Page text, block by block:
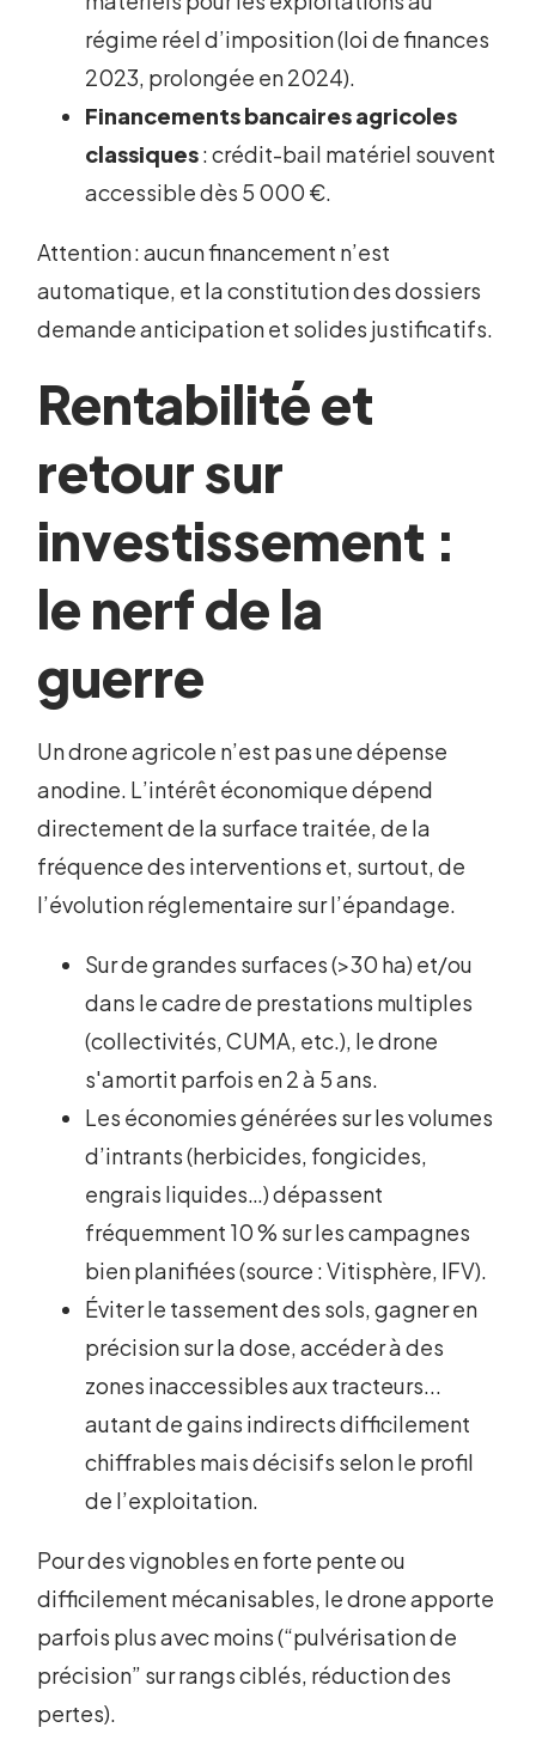
régime réel d’imposition (loi de finances
2023, prolongée en 2024).
Financements bancaires agricoles
classiques: crédit-bail matériel souvent
accessible dès 5 000 €.
Attention : aucun financement n’est
automatique, et la constitution des dossiers
demande anticipation et solides justificatifs.
Rentabilité et
retour sur
investissement :
le nerf de la
guerre
Un drone agricole n’est pas une dépense
anodine. L’intérêt économique dépend
directement de la surface traitée, de la
fréquence des interventions et, surtout, de
l’évolution réglementaire sur l’épandage.
Sur de grandes surfaces (>30 ha) et/ou
dans le cadre de prestations multiples
(collectivités, CUMA, etc.), le drone
s'amortit parfois en 2 à 5 ans.
Les économies générées sur les volumes
d’intrants (herbicides, fongicides,
engrais liquides…) dépassent
fréquemment 10 % sur les campagnes
bien planifiées (source : Vitisphère, IFV).
Éviter le tassement des sols, gagner en
précision sur la dose, accéder à des
zones inaccessibles aux tracteurs...
autant de gains indirects difficilement
chiffrables mais décisifs selon le profil
de l’exploitation.
Pour des vignobles en forte pente ou
difficilement mécanisables, le drone apporte
parfois plus avec moins (“pulvérisation de
précision” sur rangs ciblés, réduction des
pertes).